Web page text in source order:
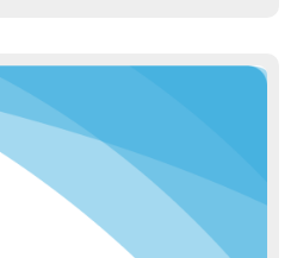
2026 à 2027 : priorités et